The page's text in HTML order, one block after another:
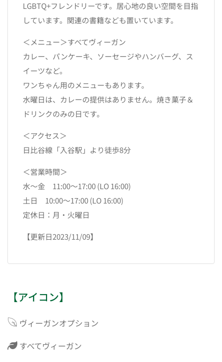
LGBTQ+フレンドリーです。居心地の良い空間を目指
しています。関連の書籍なども置いています。
＜メニュー＞すべてヴィーガン
カレー、パンケーキ、ソーセージやハンバーグ、ス
イーツなど。
ワンちゃん用のメニューもあります。
水曜日は、カレーの提供はありません。焼き菓子＆
ドリンクのみの日です。
＜アクセス＞
日比谷線「入谷駅」より徒歩8分
＜営業時間＞
水〜金 11:00～17:00 (LO 16:00)
土日 10:00～17:00 (LO 16:00)
定休日：月・火曜日
【更新日2023/11/09】
【アイコン】
ヴィーガンオプション
すべてヴィーガン